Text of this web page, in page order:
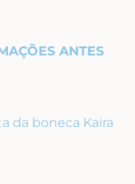
ANTES
da boneca Kaira